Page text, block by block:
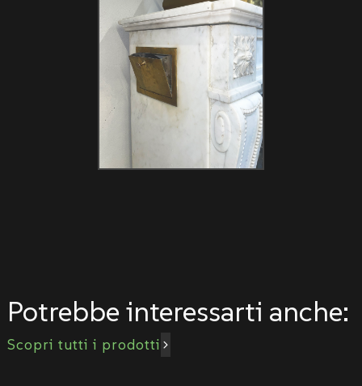
Potrebbe interessarti anche:
Scopri tutti i prodotti